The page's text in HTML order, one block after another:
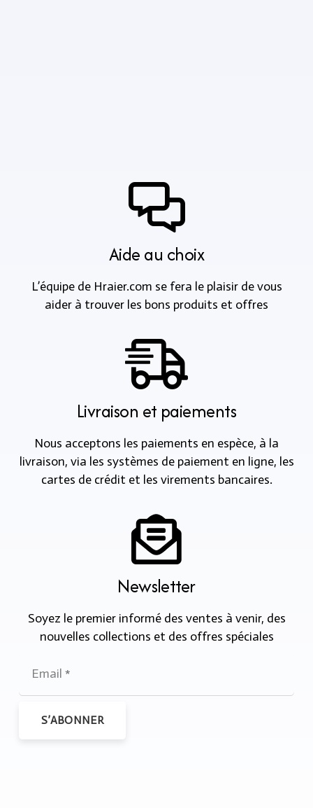
Aide au choix
L’équipe de Hraier.com se fera le plaisir de vous
aider à trouver les bons produits et offres
Livraison et paiements
Nous acceptons les paiements en espèce, à la
livraison, via les systèmes de paiement en ligne, les
cartes de crédit et les virements bancaires.
Newsletter
Soyez le premier informé des ventes à venir, des
nouvelles collections et des offres spéciales
S’ABONNER